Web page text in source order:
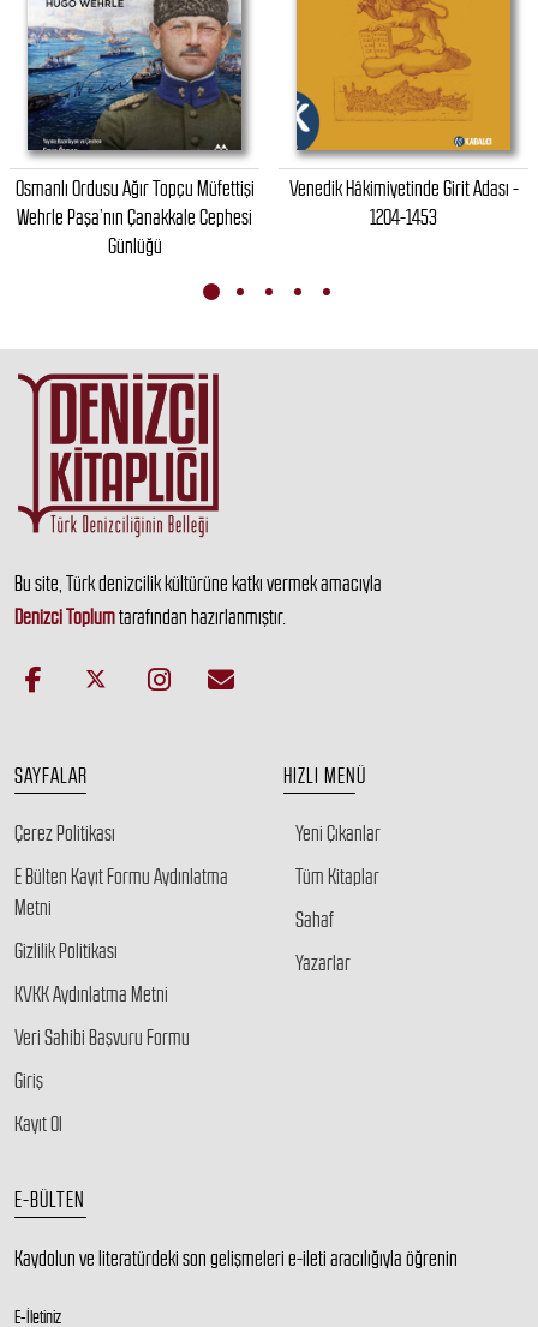
Osmanlı Ordusu Ağır Topçu Müfettişi
Wehrle Paşa’nın Çanakkale Cephesi
Günlüğü
Venedik Hâkimiyetinde Girit Adası -
1204-1453
Bu site, Türk denizcilik kültürüne katkı vermek amacıyla
Denizci Toplumtarafından hazırlanmıştır.
SAYFALAR
Çerez Politikası
E Bülten Kayıt Formu Aydınlatma
Metni
Gizlilik Politikası
KVKK Aydınlatma Metni
Veri Sahibi Başvuru Formu
Giriş
Kayıt Ol
HIZLI MENÜ
Yeni Çıkanlar
Tüm Kitaplar
Sahaf
Yazarlar
E-BÜLTEN
Kaydolun ve literatürdeki son gelişmeleri e-ileti aracılığıyla öğrenin